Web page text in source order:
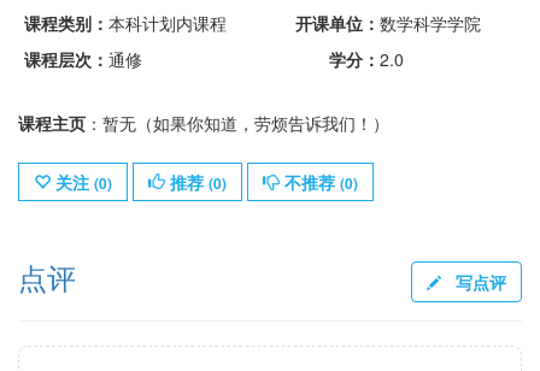
课程类别： 本科计划内课程 开课单位： 数学科学学院
课程层次： 通修 学分： 2.0
课程主页 ：暂无（如果你知道，劳烦告诉我们！）
关注 (0) 推荐 (0) 不推荐 (0)
点评 写点评